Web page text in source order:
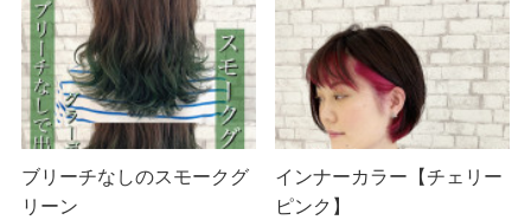
ブリーチなしのスモークグ
リーン
インナーカラー【チェリー
ピンク】